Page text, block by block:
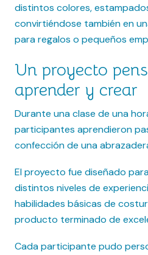
distintos colores,
convirtiéndose también en
para regalos o pequeños
Un proyecto
aprender y crear
Durante una clase de una
participantes aprendieron
confección de una
El proyecto fue diseñado
distintos niveles de
habilidades básicas de
producto terminado de
Cada participante pudo